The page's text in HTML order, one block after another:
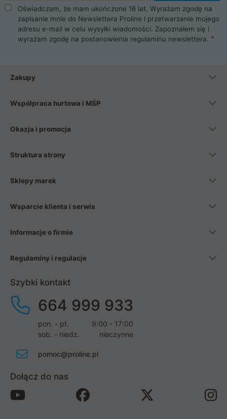
takie jak procesory, karty graficzne, płyty główne, pamięci,
dyski SSD, M.2 oraz HDD. Nasi pracownicy pomogą Ci wybrać
najlepszy zasilacz komputerowy oraz obudowę do komputera.
Poza komputerami mamy również najlepsze na rynku
Smartfony takich producentów jak Xiaomi, Apple, Samsung i
wentylatory. Na koniec mając już to wszystko, możesz
Oświadczam, że mam ukończone 16 lat. Wyrażam zgodę na
zapisanie mnie do Newslettera Proline i przetwarzanie mojego
adresu e-mail w celu wysyłki wiadomości. Zapoznałem się i
wyrażam zgodę na postanowienia regulaminu newslettera.
Zakupy
Współpraca hurtowa i MŚP
Okazja i promocja
Struktura strony
Sklepy marek
Wsparcie klienta i serwis
Informacje o firmie
Regulaminy i regulacje
Szybki kontakt
664 999 933
pon. - pt.
9:00 - 17:00
sob. - niedz.
nieczynne
pomoc@proline.pl
Dołącz do nas